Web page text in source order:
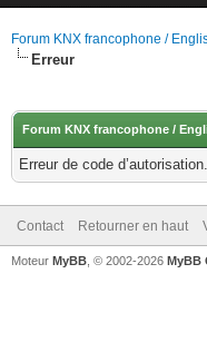
Forum KNX francophone /
Erreur
Forum KNX francophone /
Erreur de code
Contact Retourner en haut
Moteur MyBB , © 2002-2026 MyBB